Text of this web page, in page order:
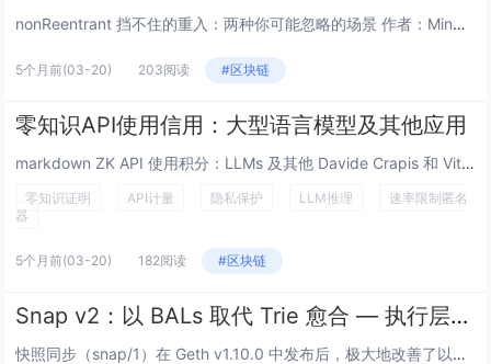
nonReentrant 挡不住的重入：两种你可能忽略的场景 作者：Mingyang Fan (@SymmaTe...
5个月前(03-20) 203阅读 #区块链
零知识API使用信用：大型语言模型及其他应用
markdown ZK API 使用积分：LLMs 及其他 Davide Crapis 和 Vitalik Bute...
零知识证明 API计量 隐私保护 LLM推理
速率限制匿名
器
5个月前(03-20) 182阅读 #区块链
Snap v2：以 BALs 取代 Trie 愈合 — 执行层研究
快照同步（snap/1）在 Geth v1.10.0 中发布后，极大地改善了以太坊节点的同步。但它有一个众所周知的阿喀琉...